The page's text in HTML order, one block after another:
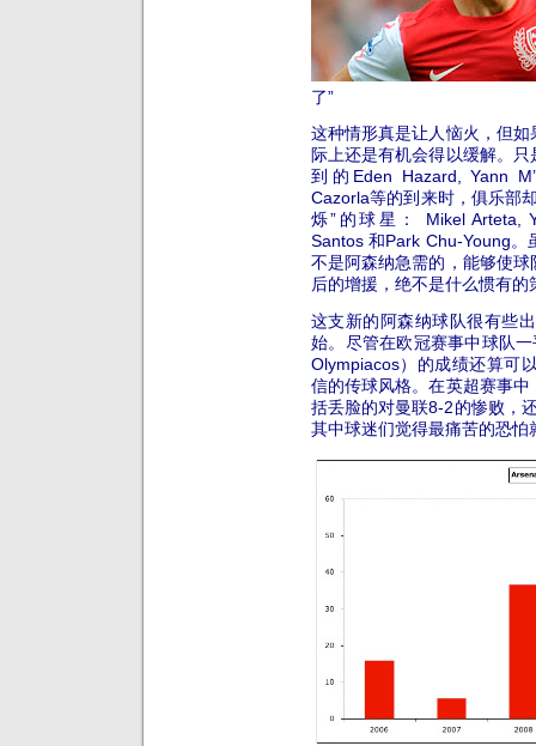
了”
这种情形真是让人恼火，但
际上还是有机会得以缓解。
到的Eden Hazard, Yann
Cazorla等的到来时，俱乐部
烁”的球星： Mikel Arteta,
Santos 和Park Chu-Young。
不是阿森纳急需的，能够使
后的增援，绝不是什么惯有
这支新的阿森纳球队很有些
始。尽管在欧冠赛事中球队
Olympiacos）的成绩还算可
信的传球风格。在英超赛事
括丢脸的对曼联8-2的惨败，
其中球迷们觉得最痛苦的恐